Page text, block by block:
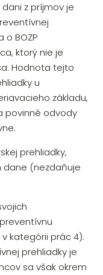
z príjmov je
BOZP
ktorý nie je
Hodnota tejto
u
základu,
povinné odvody
prehliadky,
(nezdaňuje
kategórii prác 4).
prehliadky je
sa však okrem